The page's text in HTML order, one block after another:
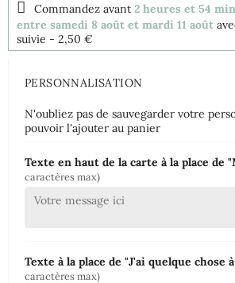
Commandez avant 2 heures et 54
entre samedi 8 août et mardi 11 août
suivie - 2,50 €
PERSONNALISATION
N'oubliez pas de sauvegarder votre
pouvoir l'ajouter au panier
Texte en haut de la carte à la place de
caractères max)
Texte à la place de "J'ai quelque chose
caractères max)